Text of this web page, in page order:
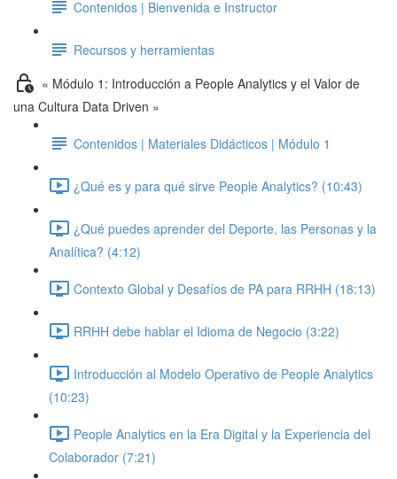
Contenidos | Bienvenida e Instructor
Recursos y herramientas
« Módulo 1: Introducción a People Analytics y el Valor de
una Cultura Data Driven »
Contenidos | Materiales Didácticos | Módulo 1
¿Qué es y para qué sirve People Analytics? (10:43)
¿Qué puedes aprender del Deporte, las Personas y la
Analítica? (4:12)
Contexto Global y Desafíos de PA para RRHH (18:13)
RRHH debe hablar el Idioma de Negocio (3:22)
Introducción al Modelo Operativo de People Analytics
(10:23)
People Analytics en la Era Digital y la Experiencia del
Colaborador (7:21)